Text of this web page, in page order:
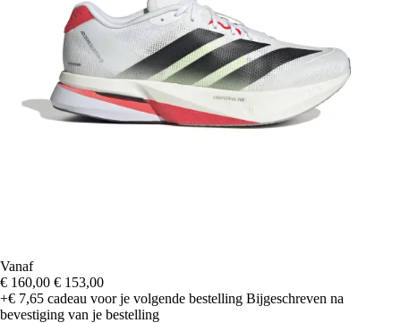
Vanaf
€ 160,00 € 153,00
+€ 7,65 cadeau voor je volgende bestelling Bijgeschreven na
bevestiging van je bestelling